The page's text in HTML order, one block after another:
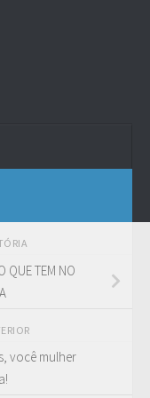
QUE TEM NO
você mulher